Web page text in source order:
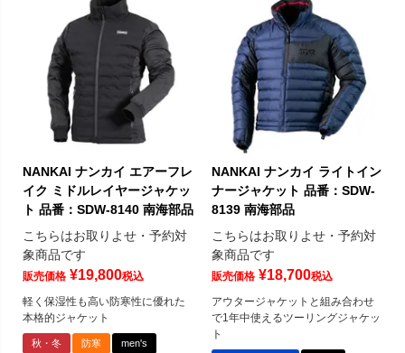
NANKAI ナンカイ エアーフレ
イク ミドルレイヤージャケッ
ト 品番：SDW-8140 南海部品
こちらはお取りよせ・予約対
象商品です
販売価格 ¥19,800税込
軽く保湿性も高い防寒性に優れた
本格的ジャケット
秋・冬 防寒 men's
NANKAI ナンカイ ライトイン
ナージャケット 品番：SDW-
8139 南海部品
こちらはお取りよせ・予約対
象商品です
販売価格 ¥18,700税込
アウタージャケットと組み合わせ
で1年中使えるツーリングジャケッ
ト